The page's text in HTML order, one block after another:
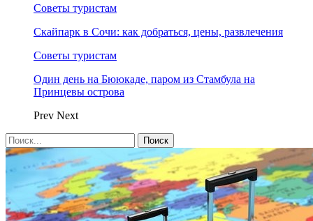
Советы туристам
Скайпарк в Сочи: как добраться, цены, развлечения
Советы туристам
Один день на Бююкаде, паром из Стамбула на
Принцевы острова
Prev Next